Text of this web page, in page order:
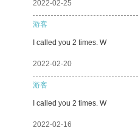
2022-02-25
游客
I called you 2 times. W
2022-02-20
游客
I called you 2 times. W
2022-02-16